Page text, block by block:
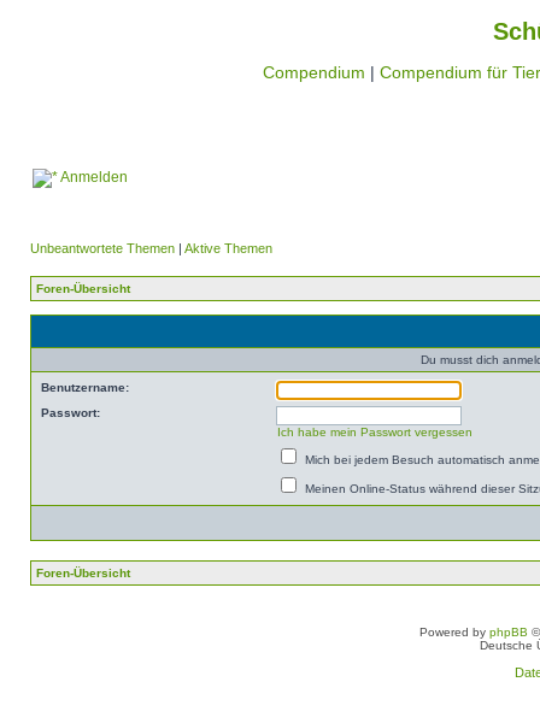
Compendium | Compendium für
Anmelden
Unbeantwortete Themen | Aktive Themen
Foren-Übersicht
Du musst dich
Benutzername:
Passwort:
Ich habe mein Passwort vergessen
Mich bei jedem Besuch automatisch
Meinen Online-Status während dieser
Foren-Übersicht
Powered by phpBB
Deutsche